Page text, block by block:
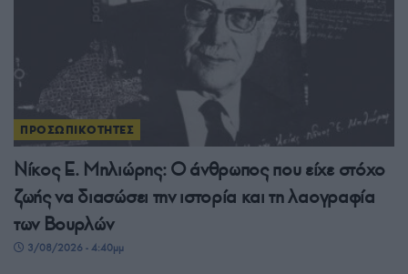
ΠΡΟΣΩΠΙΚΟΤΗΤΕΣ
Νίκος Ε. Μηλιώρης: Ο άνθρωπος που είχε στόχο
ζωής να διασώσει την ιστορία και τη λαογραφία
των Βουρλών
3/08/2026 - 4:40μμ